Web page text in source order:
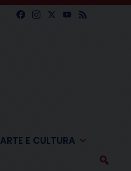
Facebook
Instagram
X YouTube
Feed
ARTE E CULTURA